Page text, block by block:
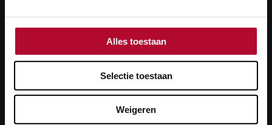
Alles toestaan
Selectie toestaan
Weigeren
tussen Veendam en Emmen wordt een compleet
lijn zorgt voor een betere bereikbaarheid van Noord-
en Oost-Nederland.
Lees meer over dit project